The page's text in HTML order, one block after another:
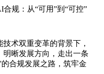
规：从“可用”到“可控”
术双重变革的背景下，
晰发展方向，走出一条
的合规发展之路，筑牢金